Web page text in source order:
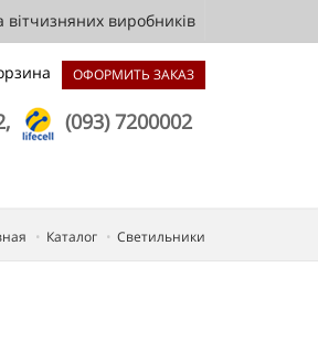
виробників
ОФОРМИТЬ ЗАКАЗ
(093) 7200002
Каталог Светильники